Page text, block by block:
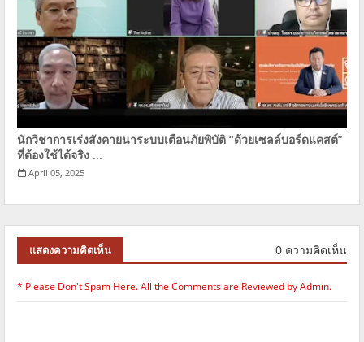
นักวิชาการเร่งสังคายนาระบบเตือนภัยพิบัติ “ด้วยเซลล์บอร์ดแคสต์”
ที่ต้องใช้ได้จริง ...
April 05, 2025
แสดงความคิดเห็น 0 ความคิดเห็น
* Please Don't Spam Here. All the Comments are Reviewed by Admin.